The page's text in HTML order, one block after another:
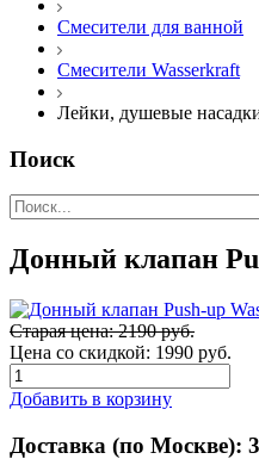
Смесители для ванной
Смесители Wasserkraft
Лейки, душевые
Поиск
Донный клапан
Старая цена: 2190 руб.
Цена со скидкой: 1990 руб.
Добавить в корзину
Доставка (по Москве):